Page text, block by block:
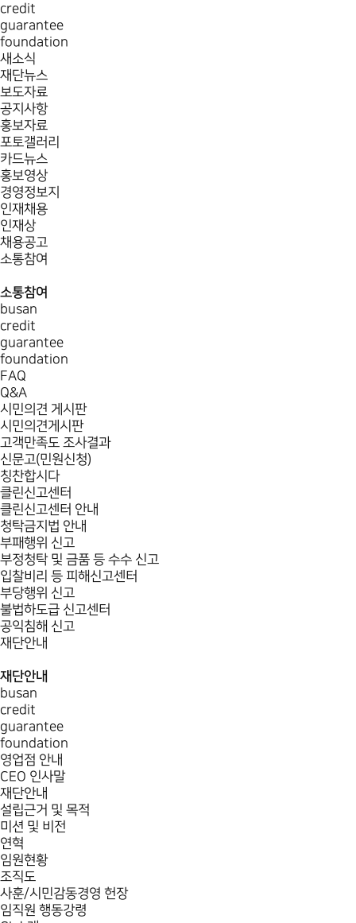
credit
guarantee
foundation
새소식
재단뉴스
보도자료
공지사항
홍보자료
포토갤러리
카드뉴스
홍보영상
경영정보지
인재채용
인재상
채용공고
소통참여
소통참여
busan
credit
guarantee
foundation
FAQ
Q&A
시민의견 게시판
시민의견게시판
고객만족도 조사결과
신문고(민원신청)
칭찬합시다
클린신고센터
클린신고센터 안내
청탁금지법 안내
부패행위 신고
부정청탁 및 금품 등 수수 신고
입찰비리 등 피해신고센터
부당행위 신고
불법하도급 신고센터
공익침해 신고
재단안내
재단안내
busan
credit
guarantee
foundation
영업점 안내
CEO 인사말
재단안내
설립근거 및 목적
미션 및 비전
연혁
임원현황
조직도
사훈/시민감동경영 헌장
임직원 행동강령